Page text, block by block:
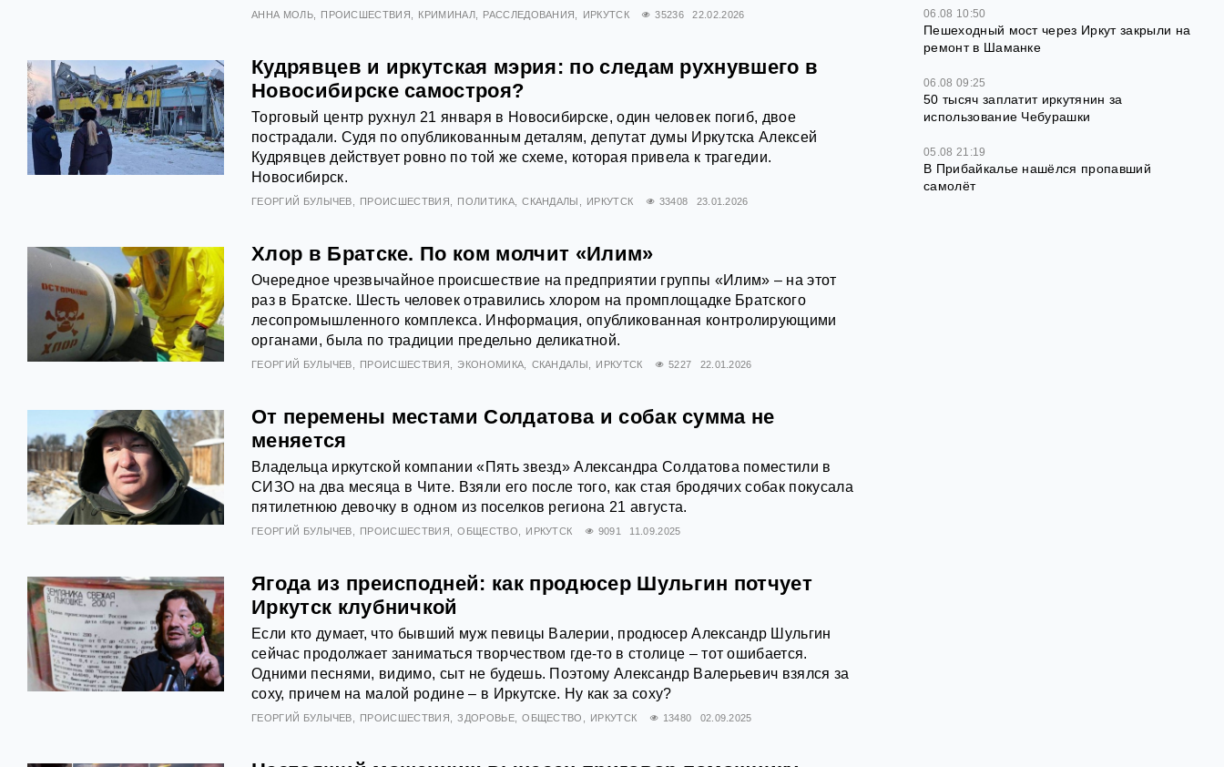
АННА МОЛЬ ПРОИСШЕСТВИЯ КРИМИНАЛ РАССЛЕДОВАНИЯ ИРКУТСК 35236 22.02.2026
Кудрявцев и иркутская мэрия: по следам рухнувшего в
Новосибирске самостроя?
Торговый центр рухнул 21 января в Новосибирске, один человек погиб, двое
пострадали. Судя по опубликованным деталям, депутат думы Иркутска Алексей
Кудрявцев действует ровно по той же схеме, которая привела к трагедии.
Новосибирск.
ГЕОРГИЙ БУЛЫЧЕВ ПРОИСШЕСТВИЯ ПОЛИТИКА СКАНДАЛЫ ИРКУТСК 33408 23.01.2026
Хлор в Братске. По ком молчит «Илим»
Очередное чрезвычайное происшествие на предприятии группы «Илим» – на этот
раз в Братске. Шесть человек отравились хлором на промплощадке Братского
лесопромышленного комплекса. Информация, опубликованная контролирующими
органами, была по традиции предельно деликатной.
ГЕОРГИЙ БУЛЫЧЕВ ПРОИСШЕСТВИЯ ЭКОНОМИКА СКАНДАЛЫ ИРКУТСК 5227 22.01.2026
От перемены местами Солдатова и собак сумма не
меняется
Владельца иркутской компании «Пять звезд» Александра Солдатова поместили в
СИЗО на два месяца в Чите. Взяли его после того, как стая бродячих собак покусала
пятилетнюю девочку в одном из поселков региона 21 августа.
ГЕОРГИЙ БУЛЫЧЕВ ПРОИСШЕСТВИЯ ОБЩЕСТВО ИРКУТСК 9091 11.09.2025
Ягода из преисподней: как продюсер Шульгин потчует
Иркутск клубничкой
Если кто думает, что бывший муж певицы Валерии, продюсер Александр Шульгин
сейчас продолжает заниматься творчеством где-то в столице – тот ошибается.
Одними песнями, видимо, сыт не будешь. Поэтому Александр Валерьевич взялся за
соху, причем на малой родине – в Иркутске. Ну как за соху?
ГЕОРГИЙ БУЛЫЧЕВ ПРОИСШЕСТВИЯ ЗДОРОВЬЕ ОБЩЕСТВО ИРКУТСК 13480 02.09.2025
06.08 10:50
Пешеходный мост через Иркут закрыли на
ремонт в Шаманке
06.08 09:25
50 тысяч заплатит иркутянин за
использование Чебурашки
05.08 21:19
В Прибайкалье нашёлся пропавший
самолёт